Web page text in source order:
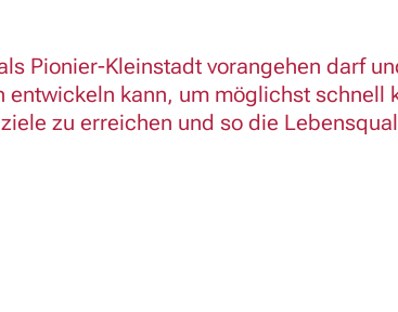
Pionier-Kleinstadt vorangehen darf
entwickeln kann, um möglichst schnell
zu erreichen und so die